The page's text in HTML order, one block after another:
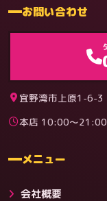
料金
お問い合わせ
宜野湾市上原1-6-3
本店 10:00〜
メニュー
会社概要